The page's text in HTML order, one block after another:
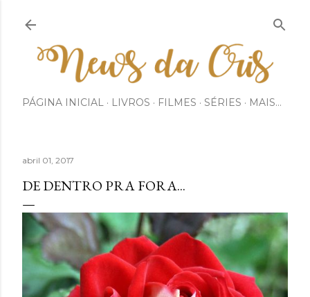
PÁGINA INICIAL LIVROS FILMES SÉRIES MAIS…
abril 01, 2017
DE DENTRO PRA FORA...